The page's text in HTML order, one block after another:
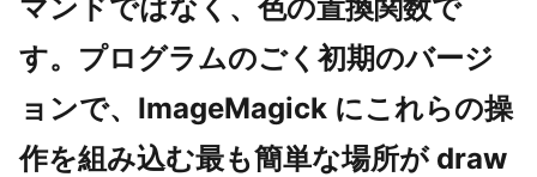
マンドではなく、色の置換関数で
す。プログラムのごく初期のバージ
ョンで、ImageMagick にこれらの操
作を組み込む最も簡単な場所が draw